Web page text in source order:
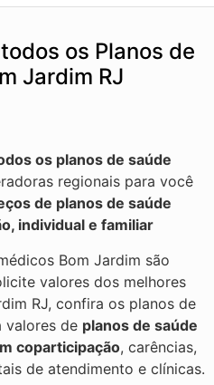
os Planos de
Jardim RJ
os planos de saúde
regionais para você
de planos de saúde
individual e familiar
Bom Jardim são
valores dos melhores
RJ, confira os planos de
valores de planos de saúde
coparticipação, carências,
de atendimento e clínicas.